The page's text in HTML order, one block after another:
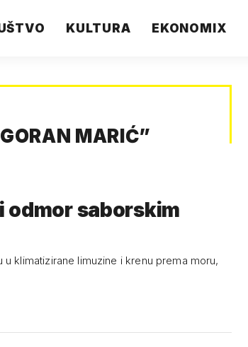
KULTURA EKONOMIX
GORAN MARIĆ”
odmor saborskim
klimatizirane limuzine i krenu prema moru,